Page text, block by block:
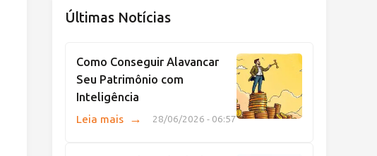
Últimas Notícias
Como Conseguir Alavancar
Seu Patrimônio com
Inteligência
28/06/2026 - 06:57
Leia mais →